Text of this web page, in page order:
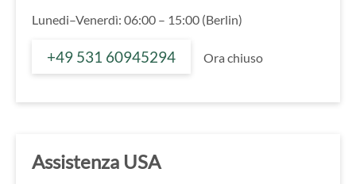
Lunedi–Venerdì: 06:00 – 15:00 (Berlin)
+49 531 60945294 Ora chiuso
Assistenza USA